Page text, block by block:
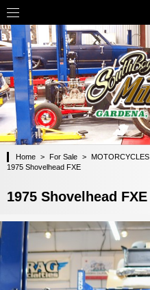
Home > For Sale > MOTORCYCLES
1975 Shovelhead FXE
1975 Shovelhead FXE